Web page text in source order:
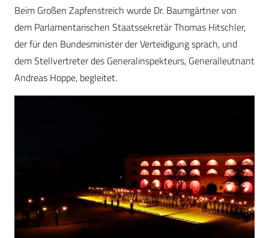
Beim Großen Zapfenstreich wurde Dr. Baumgärtner von
dem Parlamentarischen Staatssekretär Thomas Hitschler,
der für den Bundesminister der Verteidigung sprach, und
dem Stellvertreter des Generalinspekteurs, Generalleutnant
Andreas Hoppe, begleitet.